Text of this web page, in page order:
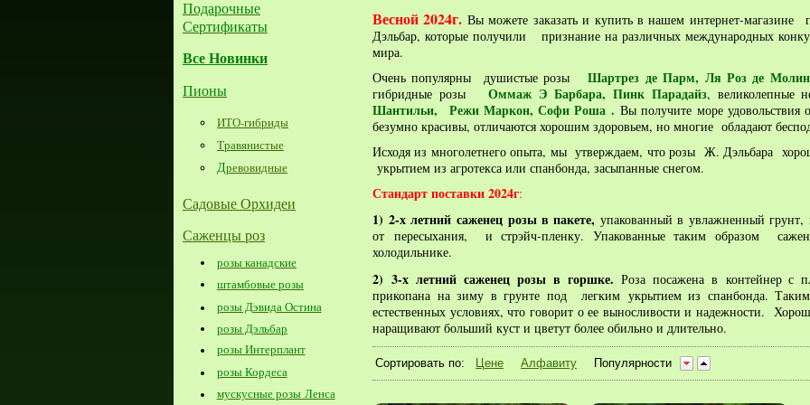
Подарочные
Сертификаты
Все Новинки
Пионы
ИТО-гибриды
Травянистые
Древовидные
Садовые Орхидеи
Саженцы роз
розы канадские
штамбовые розы
розы Дэвида Остина
розы Дэльбар
розы Интерплант
розы Кордеса
мускусные розы Ленса
Весной 2024г. Вы можете заказать и купить в нашем интернет-магазине
Дэльбар, которые получили признание на различных международных
мира.
Очень популярны душистые розыШартрез де Парм, Ля Роз де
гибридные розы Оммаж Э Барбара, Пинк Парадайз, великолепные
Шантильи, Режи Маркон, Софи Роша .Вы получите море удовольствия
безумно красивы, отличаются хорошим здоровьем, но многие обладают
Исходя из многолетнего опыта, мы утверждаем, что розы Ж. Дэльбара
укрытием из агротекса или спанбонда, засыпанные снегом.
Стандарт поставки 2024г:
1) 2-х летний саженец розы в пакете, упакованный в увлажненный
от пересыхания, и стрэйч-пленку. Упакованные таким образом
холодильнике.
2) 3-х летнийсаженец розы в горшке. Роза посажена в контейнер с
прикопана на зиму в грунте под легким укрытием из спанбонда.
естественных условиях, что говорит о ее выносливости и надежности.
наращивают больший куст и цветут более обильно и длительно.
Сортировать по: Цене Алфавиту Популярности